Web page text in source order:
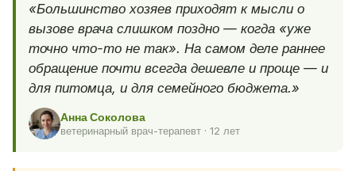
«Большинство хозяев приходят к мысли о
вызове врача слишком поздно — когда «уже
точно что-то не так». На самом деле раннее
обращение почти всегда дешевле и проще — и
для питомца, и для семейного бюджета.»
Анна Соколова
ветеринарный врач-терапевт · 12 лет